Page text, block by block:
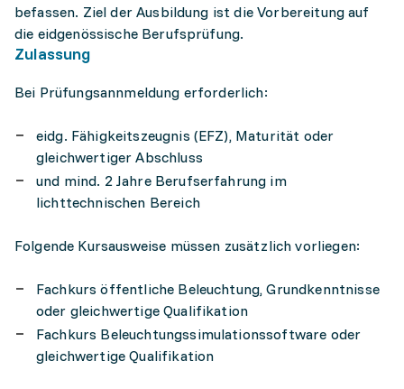
befassen. Ziel der Ausbildung ist die Vorbereitung auf
die eidgenössische Berufsprüfung.
Zulassung
Bei Prüfungsannmeldung erforderlich:
eidg. Fähigkeitszeugnis (EFZ), Maturität oder
gleichwertiger Abschluss
und mind. 2 Jahre Berufserfahrung im
lichttechnischen Bereich
Folgende Kursausweise müssen zusätzlich vorliegen:
Fachkurs öffentliche Beleuchtung, Grundkenntnisse
oder gleichwertige Qualifikation
Fachkurs Beleuchtungssimulationssoftware oder
gleichwertige Qualifikation